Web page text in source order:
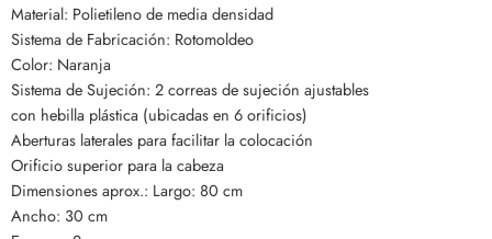
Material: Polietileno de media densidad
Sistema de Fabricación: Rotomoldeo
Color: Naranja
Sistema de Sujeción: 2 correas de sujeción ajustables
con hebilla plástica (ubicadas en 6 orificios)
Aberturas laterales para facilitar la colocación
Orificio superior para la cabeza
Dimensiones aprox.: Largo: 80 cm
Ancho: 30 cm